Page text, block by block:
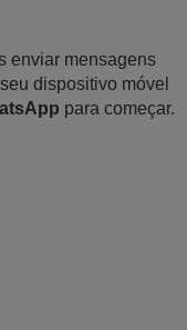
enviar mensagens
dispositivo móvel
para começar.